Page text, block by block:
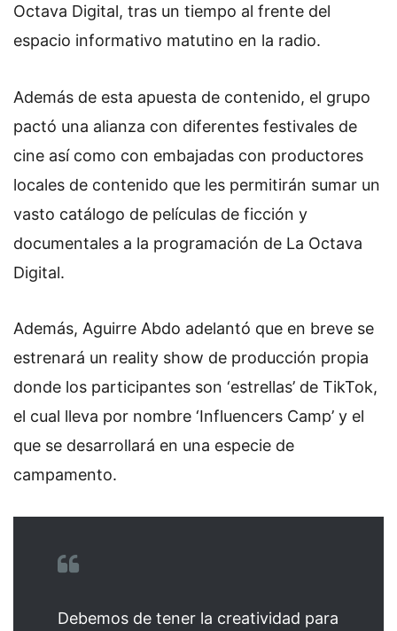
Octava Digital, tras un tiempo al frente del
espacio informativo matutino en la radio.
Además de esta apuesta de contenido, el grupo
pactó una alianza con diferentes festivales de
cine así como con embajadas con productores
locales de contenido que les permitirán sumar un
vasto catálogo de películas de ficción y
documentales a la programación de La Octava
Digital.
Además, Aguirre Abdo adelantó que en breve se
estrenará un reality show de producción propia
donde los participantes son ‘estrellas’ de TikTok,
el cual lleva por nombre ‘Influencers Camp’ y el
que se desarrollará en una especie de
campamento.
Debemos de tener la creatividad para